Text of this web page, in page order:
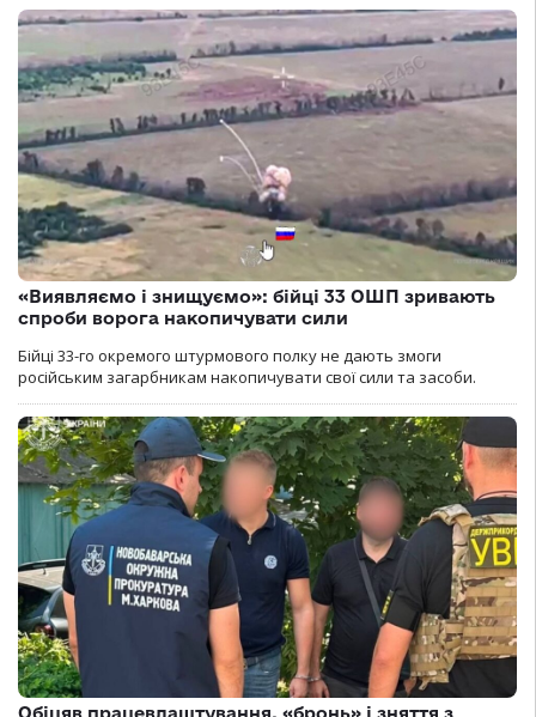
«Виявляємо і знищуємо»: бійці 33 ОШП зривають
спроби ворога накопичувати сили
Бійці 33-го окремого штурмового полку не дають змоги
російським загарбникам накопичувати свої сили та засоби.
Обіцяв працевлаштування, «бронь» і зняття з